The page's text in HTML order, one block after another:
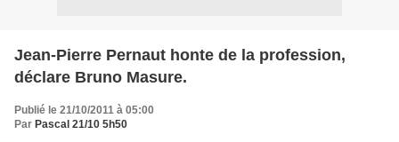
Jean-Pierre Pernaut honte de la profession,
déclare Bruno Masure.
Publié le 21/10/2011 à 05:00
Par Pascal 21/10 5h50